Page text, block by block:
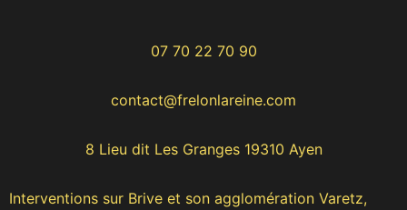
07 70 22 70 90
contact@frelonlareine.com
8 Lieu dit Les Granges 19310 Ayen
Interventions sur Brive et son agglomération Varetz,